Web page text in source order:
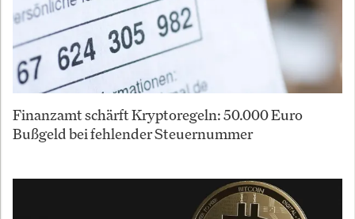
Finanzamt schärft Kryptoregeln: 50.000 Euro
Bußgeld bei fehlender Steuernummer